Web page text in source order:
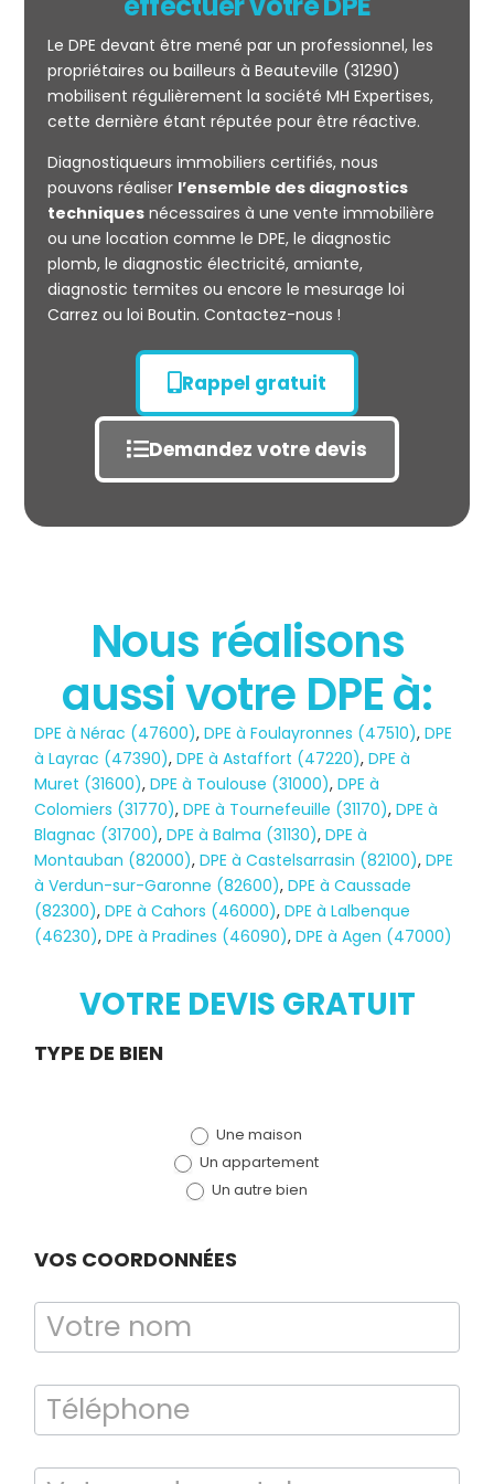
Mesurage
CARREZ
État des risques
POLLUTION
TERMITES
Le DPE devant être mené par un professionnel, les
propriétaires ou bailleurs à Beauteville (31290)
mobilisent régulièrement la société MH Expertises,
cette dernière étant réputée pour être réactive.
Diagnostiqueurs immobiliers certifiés, nous
pouvons réaliser l’ensemble des diagnostics
techniquesnécessaires à une vente immobilière
ou une location comme le DPE, le diagnostic
plomb, le diagnostic électricité, amiante,
diagnostic termites ou encore le mesurage loi
Carrez ou loi Boutin. Contactez-nous !
Rappel gratuit
Demandez votre devis
Nous réalisons
aussi votre DPE à:
DPE à Nérac (47600),DPE à Foulayronnes (47510),DPE
à Layrac (47390),DPE à Astaffort (47220),DPE à
Muret (31600),DPE à Toulouse (31000),DPE à
Colomiers (31770),DPE à Tournefeuille (31170),DPE à
Blagnac (31700),DPE à Balma (31130),DPE à
Montauban (82000),DPE à Castelsarrasin (82100),DPE
à Verdun-sur-Garonne (82600),DPE à Caussade
(82300),DPE à Cahors (46000),DPE à Lalbenque
(46230),DPE à Pradines (46090),DPE à Agen (47000)
VOTRE DEVIS GRATUIT
Demande
TYPE DE BIEN
Une maison
Un appartement
Un autre bien
VOS COORDONNÉES